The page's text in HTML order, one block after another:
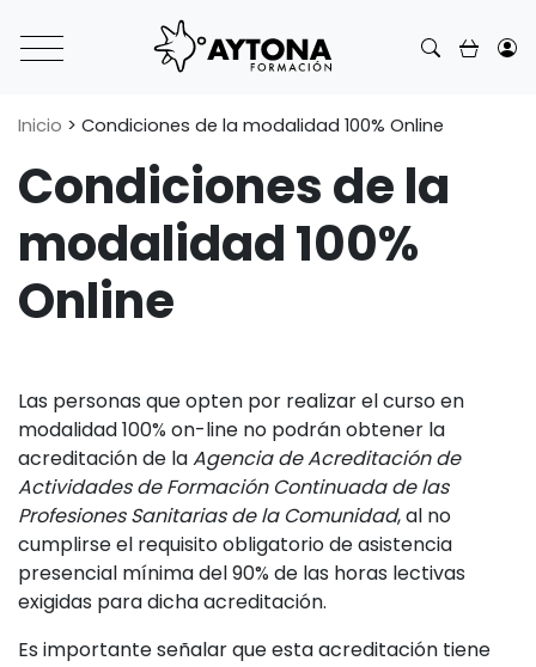
Main Navigation
Inicio > Condiciones de la modalidad 100% Online
Condiciones de la
modalidad 100%
Online
Las personas que opten por realizar el curso en
modalidad 100% on-line no podrán obtener la
acreditación de laAgencia de Acreditación de
Actividades de Formación Continuada de las
Profesiones Sanitarias de la Comunidad, al no
cumplirse el requisito obligatorio de asistencia
presencial mínima del 90% de las horas lectivas
exigidas para dicha acreditación.
Es importante señalar que esta acreditación tiene